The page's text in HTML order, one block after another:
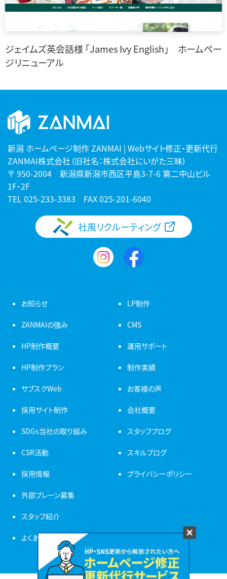
ジェイムズ英会話様 「James Ivy English」 ホームペー
ジリニューアル
新潟 ホームページ制作 ZANMAI | Webサイト修正・更新代行
ZANMAI株式会社（旧社名：株式会社にいがた三昧）
〒 950-2004 新潟県新潟市西区平島3-7-6 第二中山ビル
1F・2F
TEL025-233-3383 FAX 025-201-6040
社風リクルーティング
お知らせ
ZANMAIの強み
HP制作概要
HP制作プラン
サブスクWeb
採用サイト制作
LP制作
CMS
運用サポート
制作実績
お客様の声
会社概要
SDGs当社の取り組み
CSR活動
採用情報
外部ブレーン募集
スタッフ紹介
よくある質問
スタッフブログ
スキルブログ
プライバシーポリシー